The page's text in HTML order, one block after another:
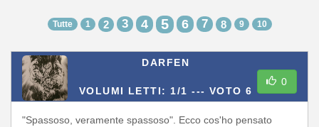
Tutte 1 2 3 4 5 6 7 8 9 10
0
DARFEN
VOLUMI LETTI: 1/1 ---VOTO 6
"Spassoso, veramente spassoso". Ecco cos'ho pensato